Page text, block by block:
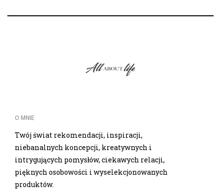
O MNIE
Twój świat rekomendacji, inspiracji,
niebanalnych koncepcji, kreatywnych i
intrygujących pomysłów, ciekawych relacji,
pięknych osobowości i wyselekcjonowanych
produktów.